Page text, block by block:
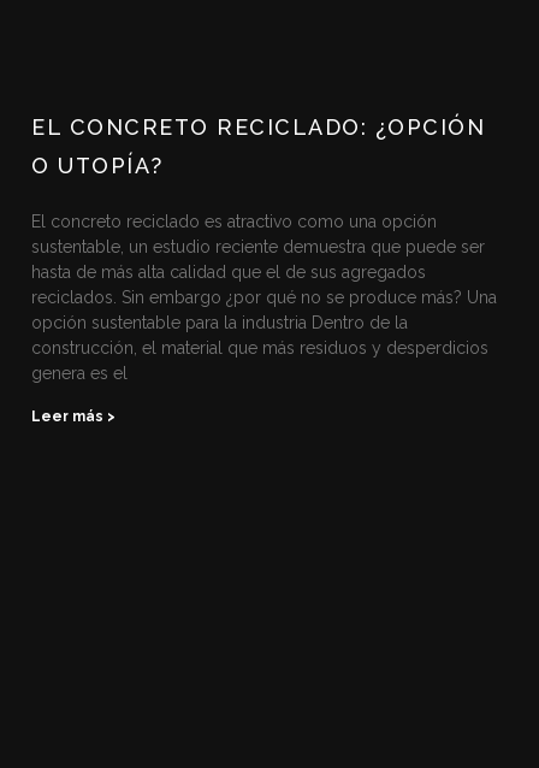
EL CONCRETO RECICLADO: ¿OPCIÓN
O UTOPÍA?
El concreto reciclado es atractivo como una opción
sustentable, un estudio reciente demuestra que puede ser
hasta de más alta calidad que el de sus agregados
reciclados. Sin embargo ¿por qué no se produce más? Una
opción sustentable para la industria Dentro de la
construcción, el material que más residuos y desperdicios
genera es el
Leer más >